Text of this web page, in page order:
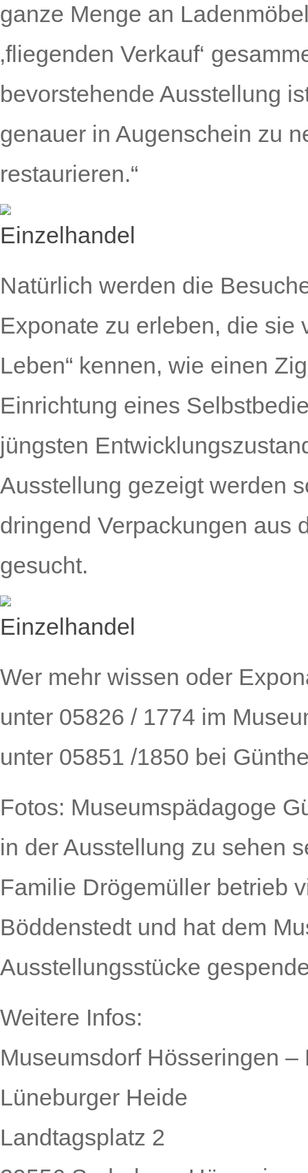
ganze Menge an
‚fliegenden Verkauf‘
bevorstehende Ausstellung
genauer in Augenschein zu
restaurieren.“
Natürlich werden die
Exponate zu erleben, die sie
Leben“ kennen, wie einen
Einrichtung eines
jüngsten
Ausstellung gezeigt werden
dringend Verpackungen aus
gesucht.
Wer mehr wissen oder
unter 05826 / 1774 im
unter 05851 /1850 bei
Fotos: Museumspädagoge
in der Ausstellung zu sehen
Familie Drögemüller betrieb
Böddenstedt und hat dem
Ausstellungsstücke
Weitere Infos:
Museumsdorf Hösseringen
Lüneburger Heide
Landtagsplatz 2